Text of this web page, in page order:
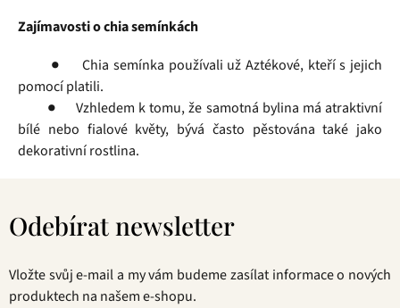
Zajímavosti o chia semínkách
● Chia semínka používali už Aztékové, kteří s jejich
pomocí platili.
● Vzhledem k tomu, že samotná bylina má atraktivní
bílé nebo fialové květy, bývá často pěstována také jako
dekorativní rostlina.
Odebírat newsletter
Vložte svůj e-mail a my vám budeme zasílat informace o nových
produktech na našem e-shopu.